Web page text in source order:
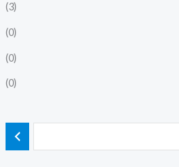
(3)
(0)
(0)
(0)